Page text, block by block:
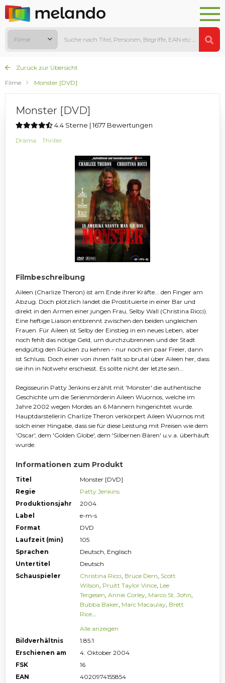
Filme
Zurück zur Übersicht
Filme
Monster [DVD]
Monster [DVD]
4.4 Sterne | 1677 Bewertungen
Drama Thriller
Filmbeschreibung
Aileen (Charlize Theron) ist am Ende ihrer Kräfte... den Finger am
Abzug. Doch plötzlich landet die Prostituierte in einer Bar und
direkt in den Armen einer jungen Frau, Selby Wall (Christina Ricci).
Eine heftige Liaison entbrennt zwischen den beiden ungleichen
Frauen. Für Aileen ist Selby der Einstieg in ein neues Leben, aber
noch fehlt das nötige Geld, um durchzubrennen und der Stadt
endgültig den Rücken zu kehren - nur noch ein paar Freier, dann
ist Schluss. Doch einer von ihnen fällt so brutal über Aileen her, dass
sie ihn in Notwehr erschiesst. Es sollte nicht der letzte sein...
Regisseurin Patty Jenkins erzählt mit 'Monster' die authentische
Geschichte um die Serienmörderin Aileen Wuornos, welche im
Jahre 2002 wegen Mordes an 6 Männern hingerichtet wurde.
Hauptdarstellerin Charlize Theron verkörpert Aileen Wuornos mit
solch einer Hingabe, dass sie für diese Leistung mit Preisen wie dem
'Oscar', dem 'Golden Globe', dem 'Silbernen Bären' u.v.a. überhäuft
wurde.
Informationen zum Produkt
Titel
Monster [DVD]
Regie
Patty Jenkins
Produktionsjahr
2004
Label
e-m-s
Format
DVD
Laufzeit (min)
105
Sprachen
Deutsch, Englisch
Untertitel
Deutsch
Schauspieler
Christina Ricci, Bruce Dern, Scott
Wilson, Pruitt Taylor Vince, Lee
Tergesen, Annie Corley, Marco St. John,
Bubba Baker, Marc Macaulay, Brett
Rice...
Alle anzeigen
Bildverhältnis
1.85:1
Erschienen am
4. Oktober 2004
FSK
16
EAN
4020974155854